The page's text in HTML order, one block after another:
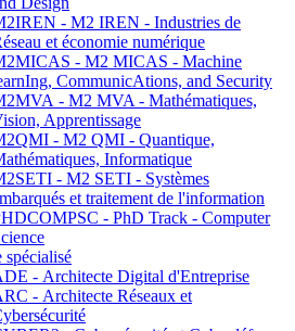
- M2 IREN - Industries de
et économie numérique
- M2 MICAS - Machine
CommunicAtions, and Security
- M2 MVA - Mathématiques,
Apprentissage
- M2 QMI - Quantique,
Informatique
- M2 SETI - Systèmes
et traitement de l'information
- PhD Track - Computer
spécialisé
- Architecte Digital d'Entreprise
- Architecte Réseaux et